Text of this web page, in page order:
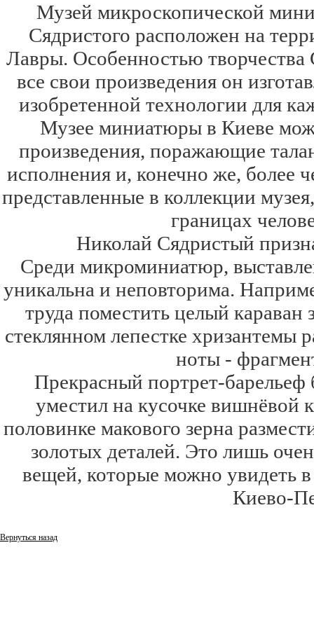
Музей микроскопической
Сядристого расположен на
Лавры. Особенностью творчества
все свои произведения он
изобретенной технологии для
Музее миниатюры в Киеве
произведения, поражающие
исполнения и, конечно же,
представленные в коллекции
границах
Николай Сядристый
Среди микроминиатюр,
уникальна и неповторима.
труда поместить целый
стеклянном лепестке
ноты -
Прекрасный портрет-
уместил на кусочке вишнёвой
половинке макового зерна
золотых деталей. Это лишь
вещей, которые можно увидеть
Киево-
Вернуться назад